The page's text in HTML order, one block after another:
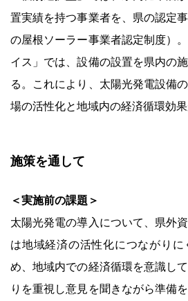
置実績を持つ事業者を、県の認定
の屋根ソーラー事業者認定制度）
イス」では、設備の設置を県内の
る。これにより、太陽光発電設備
場の活性化と地域内の経済循環効果
施策を通して
＜実施前の課題＞
太陽光発電の導入について、県外
は地域経済の活性化につながりに
め、地域内での経済循環を意識し
りを重視し意見を聞きながら準備